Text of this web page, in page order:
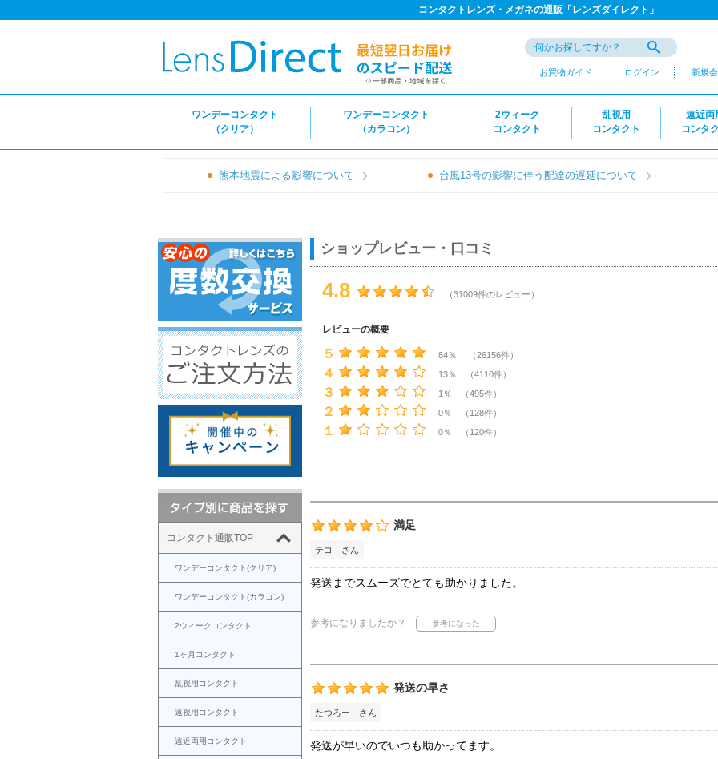
コンタクトレンズ・メガネの通販「レンズダイレクト」
お買物ガイド ログイン 新規
ワンデーコンタクト
（クリア）
ワンデーコンタクト
（カラコン）
2ウィーク
コンタクト
乱視用
コンタクト
遠近両
コンタ
熊本地震による影響について 台風13号の影響に伴う配達の遅延について
コンタクト通販TOP
ワンデーコンタクト(クリア)
ワンデーコンタクト(カラコン)
2ウィークコンタクト
1ヶ月コンタクト
乱視用コンタクト
遠視用コンタクト
遠近両用コンタクト
ショップレビュー・口コミ
4.8 （31009件のレビュー）
レビューの概要
５ 84％ （26156件）
４ 13％ （4110件）
３ 1％ （495件）
２ 0％ （128件）
１ 0％ （120件）
満足
テコ さん
発送までスムーズでとても助かりました。
参考になりましたか？
発送の早さ
たつろー さん
発送が早いのでいつも助かってます。